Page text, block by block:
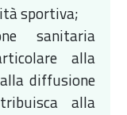
sportiva;
sanitaria
alla
diffusione
alla